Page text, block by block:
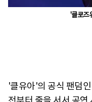
'클로즈
'클유아'의 공식 팬덤